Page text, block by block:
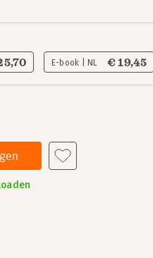
E-book | NL € 19,45